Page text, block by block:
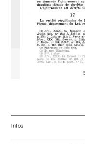
Infos